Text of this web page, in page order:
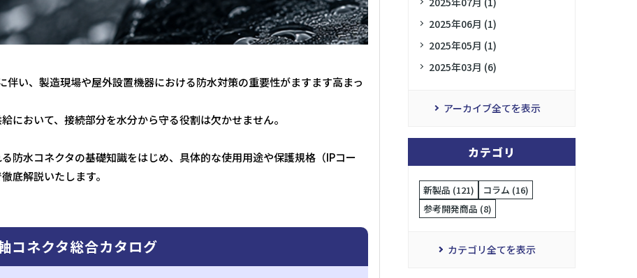
い、製造現場や屋外設置機器における防水対策の重要性がますます高まっ
において、接続部分を水分から守る役割は欠かせません。
防水コネクタの基礎知識をはじめ、具体的な使用用途や保護規格（IPコー
底解説いたします。
コネクタ総合カタログ
2025年06月 (1)
2025年05月 (1)
2025年03月 (6)
アーカイブ全てを表示
カテゴリ
新製品 (121)
コラム (16)
参考開発商品 (8)
カテゴリ全てを表示